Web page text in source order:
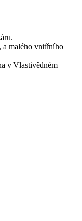
a malého vnitřního
v Vlastivědném